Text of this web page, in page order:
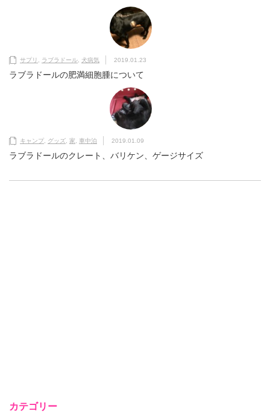
サプリ ラブラドール 犬病気 2019.01.23
ラブラドールの肥満細胞腫について
キャンプ グッズ 家 車中泊 2019.01.09
ラブラドールのクレート、バリケン、ゲージサイズ
カテゴリー